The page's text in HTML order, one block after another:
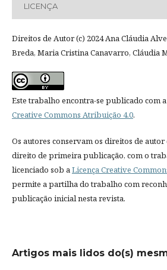
LICENÇA
Direitos de Autor (c) 2024 Ana Cláudia
Breda, Maria Cristina Canavarro, Cláudia
Este trabalho encontra-se publicado com a
Creative Commons Atribuição 4.0.
Os autores conservam os direitos de autor
direito de primeira publicação, com o
licenciado sob aLicença Creative
permite a partilha do trabalho com
publicação inicial nesta revista.
Artigos mais lidos do(s)